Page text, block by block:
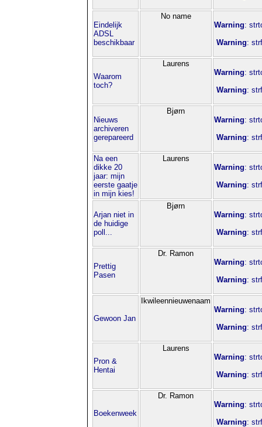
Eindelijk
ADSL
beschikbaar
No name
Warning:
Warning:
Waarom
toch?
Laurens
Warning:
Warning:
Nieuws
archiveren
gerepareerd
Bjørn
Warning:
Warning:
Na een
dikke 20
jaar: mijn
eerste gaatje
in mijn kies!
Laurens
Warning:
Warning:
Arjan niet in
de huidige
poll...
Bjørn
Warning:
Warning:
Prettig
Pasen
Dr. Ramon
Warning:
Warning:
Gewoon Jan
Ikwileennieuwenaam
Warning:
Warning:
Pron &
Hentai
Laurens
Warning:
Warning:
Boekenweek
Dr. Ramon
Warning:
Warning: